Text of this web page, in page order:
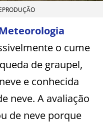
o cume
de graupel,
e conhecida
neve. A avaliação
de neve porque